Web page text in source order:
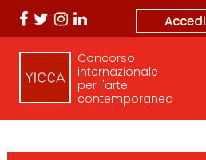
Accedi
Concorso
internazionale
per l'arte
contemporanea